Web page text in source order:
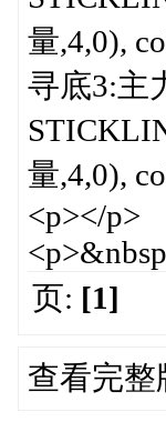
量,4,0),
寻底3:主
量,4,0),
<p></p>
页: [1]
查看完整